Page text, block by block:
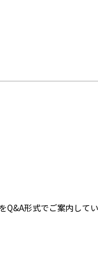
Q&A形式でご案内して